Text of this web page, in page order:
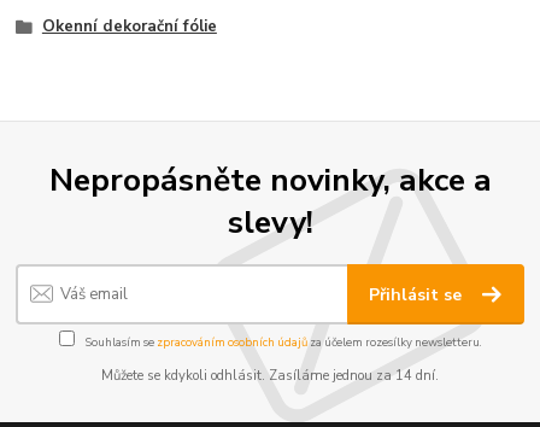
Okenní dekorační fólie
Nepropásněte novinky, akce a
slevy!
Přihlásit se
Souhlasím se zpracováním osobních údajůza účelem rozesílky newsletteru.
Můžete se kdykoli odhlásit. Zasíláme jednou za 14 dní.